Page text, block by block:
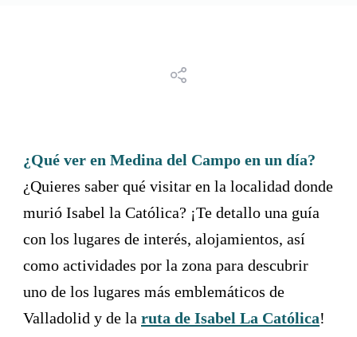
¿Qué ver en Medina del Campo en un día?
¿Quieres saber qué visitar en la localidad donde
murió Isabel la Católica? ¡Te detallo una guía
con los lugares de interés, alojamientos, así
como actividades por la zona para descubrir
uno de los lugares más emblemáticos de
Valladolid y de la ruta de Isabel La Católica!